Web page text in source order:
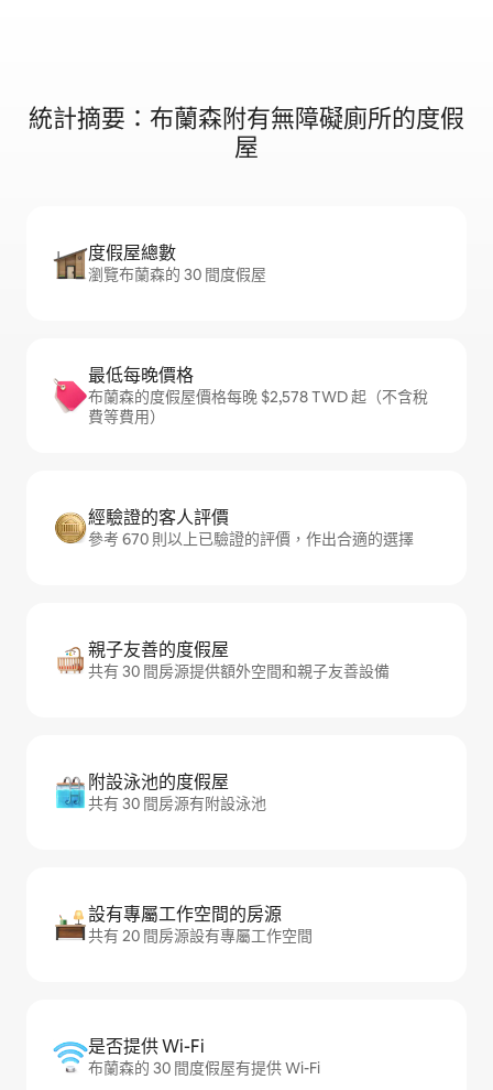
統計摘要：布蘭森附有無障礙廁所的度假
屋
度假屋總數
瀏覽布蘭森的 30 間度假屋
最低每晚價格
布蘭森的度假屋價格每晚 $2,578 TWD 起（不含稅
費等費用）
經驗證的客人評價
參考 670 則以上已驗證的評價，作出合適的選擇
親子友善的度假屋
共有 30 間房源提供額外空間和親子友善設備
附設泳池的度假屋
共有 30 間房源有附設泳池
設有專屬工作空間的房源
共有 20 間房源設有專屬工作空間
是否提供 Wi-Fi
布蘭森的 30 間度假屋有提供 Wi-Fi